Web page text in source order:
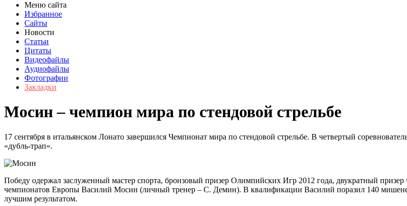
Меню сайта
Избранное
Сайты
Новости
Статьи
Цитаты
Видеофайлы
Аудиофайлы
Фотографии
Закладки
Мосин – чемпион мира по стендовой стрельбе
17 сентября в итальянском Лонато завершился Чемпионат мира по стендовой стрельбе. В четвертый
«дубль-трап».
Победу одержал заслуженный мастер спорта, бронзовый призер Олимпийских Игр 2012 года, двукратный
чемпионатов Европы Василий Мосин (личный тренер – С. Демин). В квалификации Василий поразил 140
лучшим результатом.